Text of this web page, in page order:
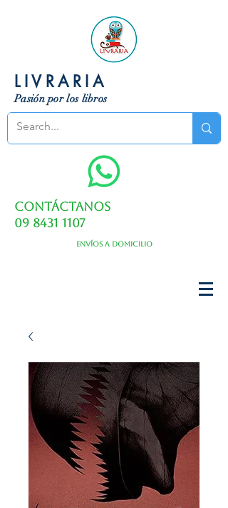
LIVRARIA
Pasión por los libros
Contáctanos
09 8431 1107
Envíos a domicilio